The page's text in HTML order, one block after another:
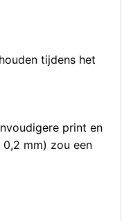
tijdens het
print en
mm) zou een